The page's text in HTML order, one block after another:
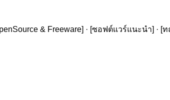
& Freeware] · [ซอฟต์แวร์แนะนำ] · [ท